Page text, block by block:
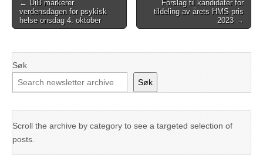
navigation
← UiB markerer
verdensdagen for psykisk
helse onsdag 4. oktober
Forslag til kandidater for
tildeling av årets HMS-pris
2023 →
Søk
Søk
Scroll the archive by category to see a targeted selection of
posts.